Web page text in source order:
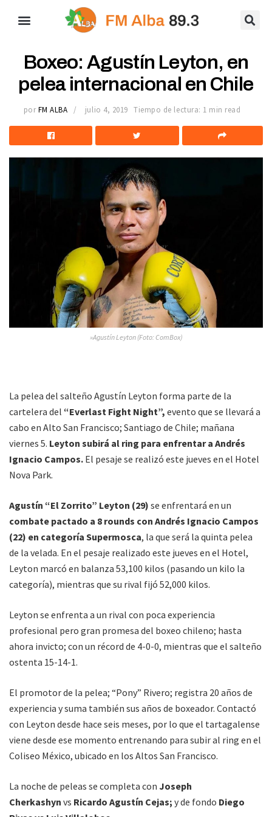
Boxeo: Agustín Leyton, en
pelea internacional en Chile
por FM ALBA julio 4, 2019 Tiempo de lectura: 1 min read
»Agustín Leyton (Foto: ComBox)
La pelea del salteño Agustín Leyton forma parte de la
cartelera del “Everlast Fight Night”, evento que se llevará a
cabo en Alto San Francisco; Santiago de Chile; mañana
viernes 5. Leyton subirá al ring para enfrentar a Andrés
Ignacio Campos. El pesaje se realizó este jueves en el Hotel
Nova Park.
Agustín “El Zorrito” Leyton (29) se enfrentará en un
combate pactado a 8 rounds con Andrés Ignacio Campos
(22) en categoría Supermosca, la que será la quinta pelea
de la velada. En el pesaje realizado este jueves en el Hotel,
Leyton marcó en balanza 53,100 kilos (pasando un kilo la
categoría), mientras que su rival fijó 52,000 kilos.
Leyton se enfrenta a un rival con poca experiencia
profesional pero gran promesa del boxeo chileno; hasta
ahora invicto; con un récord de 4-0-0, mientras que el salteño
ostenta 15-14-1.
El promotor de la pelea; “Pony” Rivero; registra 20 años de
experiencia y suma también sus años de boxeador. Contactó
con Leyton desde hace seis meses, por lo que el tartagalense
viene desde ese momento entrenando para subir al ring en el
Coliseo México, ubicado en los Altos San Francisco.
La noche de peleas se completa con Joseph
Cherkashyn vs Ricardo Agustín Cejas; y de fondo Diego